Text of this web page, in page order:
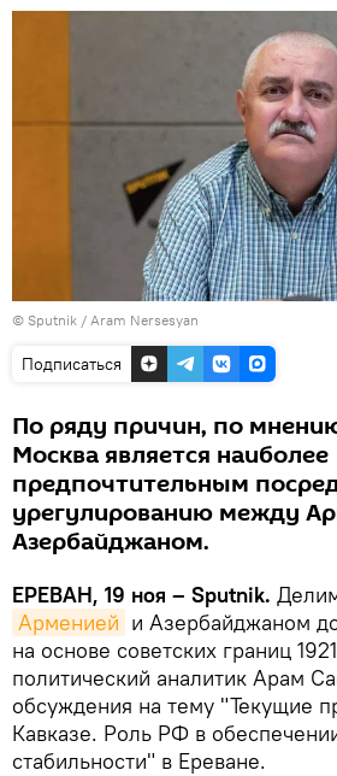
© Sputnik / Aram Nersesyan
Подписаться
По ряду причин, по
Москва является наиболее
предпочтительным
урегулированию между
Азербайджаном.
ЕРЕВАН, 19 ноя – Sputnik.
Арменией и Азербайджаном
на основе советских границ
политический аналитик Арам
обсуждения на тему "Текущие
Кавказе. Роль РФ в
стабильности" в Ереване.